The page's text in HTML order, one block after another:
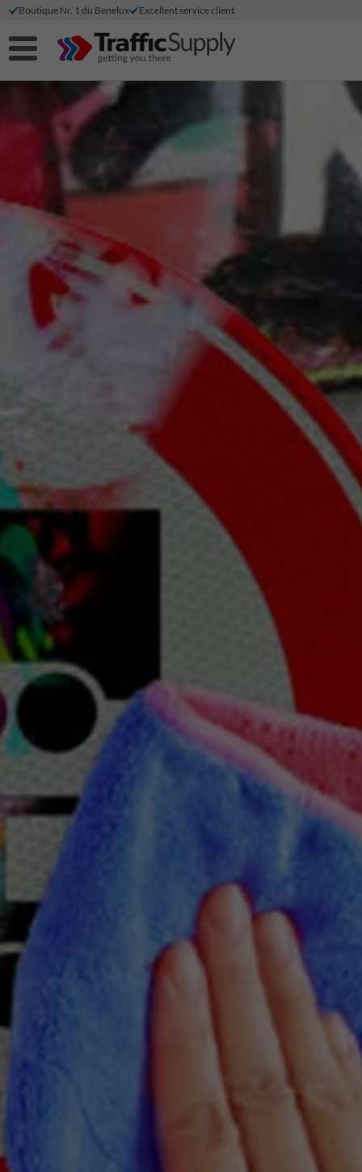
Boutique Nr. 1 du Benelux
Excellent service client
Réduction sur les paiements directs
Production durable